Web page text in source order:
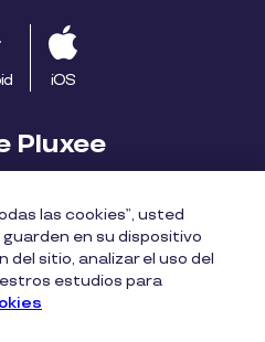
iOS
Pluxee
Trabaja con nosotros
las cookies”, usted
en su dispositivo
del sitio, analizar el uso del
estudios para